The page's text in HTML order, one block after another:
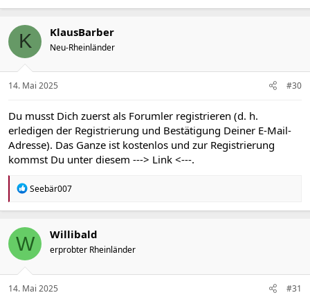
K KlausBarber
Neu-Rheinländer
14. Mai 2025 #30
Du musst Dich zuerst als Forumler registrieren (d. h.
erledigen der Registrierung und Bestätigung Deiner E-Mail-
Adresse). Das Ganze ist kostenlos und zur Registrierung
kommst Du unter diesem ---> Link <---.
R
a
t
i
o
e
n
Seebär007
W Willibald
erprobter Rheinländer
14. Mai 2025 #31